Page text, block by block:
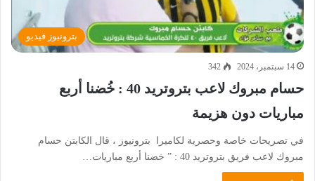
بترونيوز فيديو
14 سبتمبر، 2024 342
حسام مبروك لاعب بتروتريد 40 : خُضنا أربع
مباريات دون هزيمة
في تصريحات خاصة وحصرية لكاميرا بترونيوز ، قال الكابتن حسام
مبروك لاعب فريق بتروتريد 40 : ” خضنا أربع مباريات…